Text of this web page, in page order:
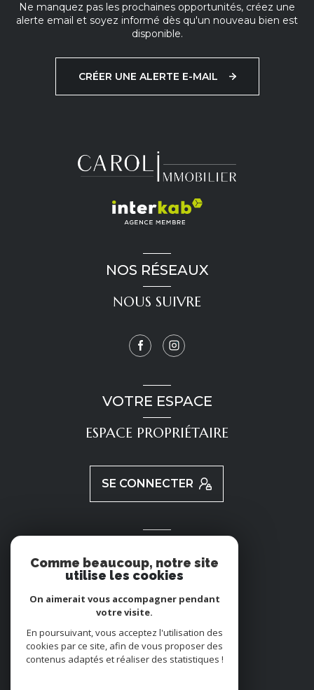
Ne manquez pas les prochaines opportunités, créez une
alerte email et soyez informé dès qu'un nouveau bien est
disponible.
CRÉER UNE ALERTE E-MAIL
NOS RÉSEAUX
NOUS SUIVRE
VOTRE ESPACE
ESPACE PROPRIÉTAIRE
SE CONNECTER
NOUS ADHÉRONS
Comme beaucoup, notre site
utilise les cookies
On aimerait vous accompagner pendant
votre visite.
En poursuivant, vous acceptez l'utilisation des
cookies par ce site, afin de vous proposer des
contenus adaptés et réaliser des statistiques !